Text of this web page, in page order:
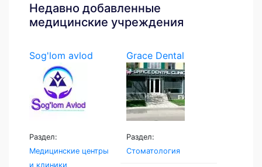
Недавно добавленные
медицинские учреждения
Sog'lom avlod
Раздел:
Медицинские центры
и клиники
Grace Dental
Раздел:
Стоматология